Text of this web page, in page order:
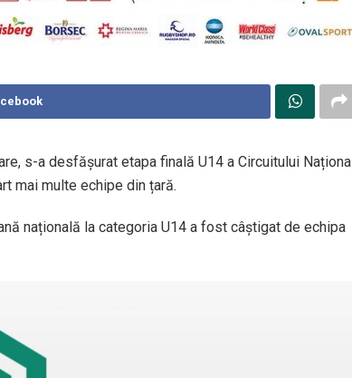
s-a desfășurat etapa finală U14 a Circuitului Național
mai multe echipe din țară.
națională la categoria U14 a fost câștigat de echipa